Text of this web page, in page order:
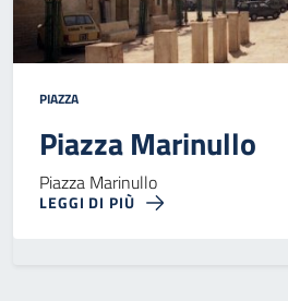
PIAZZA
Piazza Marinullo
Piazza Marinullo
LEGGI DI PIÙ